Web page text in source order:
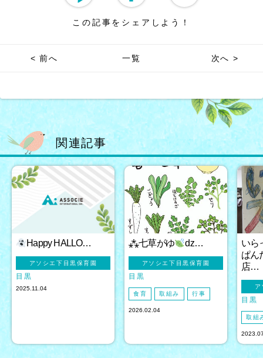
この記事をシェアしよう！
< 前へ 一覧 次へ >
関連記事
Happy HALLO…
アソシエ下目黒保育園
目黒
2025.11.04
⁂七草がゆ ǳ…
アソシエ下目黒保育園
目黒
食育 取組み 行事
2026.02.04
い
ぱん
店…
ア
目黒
取組